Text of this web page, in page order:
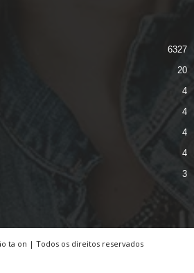
6327
20
4
4
4
4
3
ta on | Todos os direitos reservados